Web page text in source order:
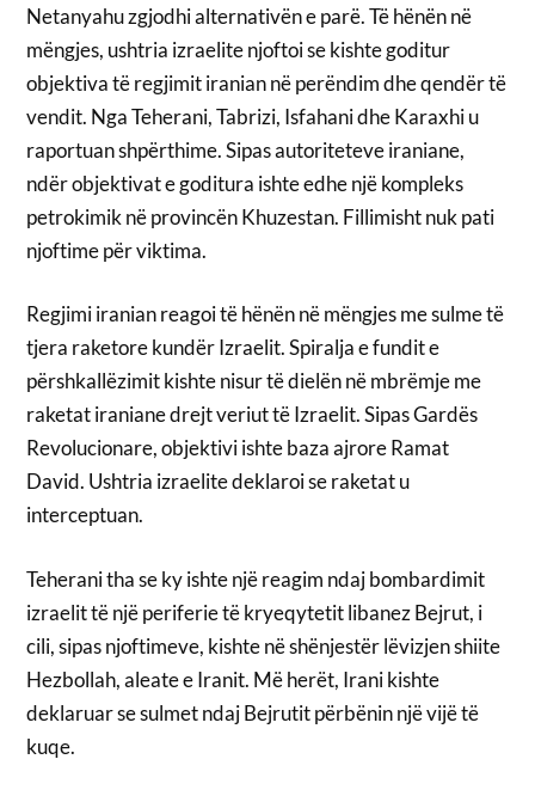
Netanyahu zgjodhi alternativën e parë. Të hënën në
mëngjes, ushtria izraelite njoftoi se kishte goditur
objektiva të regjimit iranian në perëndim dhe qendër të
vendit. Nga Teherani, Tabrizi, Isfahani dhe Karaxhi u
raportuan shpërthime. Sipas autoriteteve iraniane,
ndër objektivat e goditura ishte edhe një kompleks
petrokimik në provincën Khuzestan. Fillimisht nuk pati
njoftime për viktima.
Regjimi iranian reagoi të hënën në mëngjes me sulme të
tjera raketore kundër Izraelit. Spiralja e fundit e
përshkallëzimit kishte nisur të dielën në mbrëmje me
raketat iraniane drejt veriut të Izraelit. Sipas Gardës
Revolucionare, objektivi ishte baza ajrore Ramat
David. Ushtria izraelite deklaroi se raketat u
interceptuan.
Teherani tha se ky ishte një reagim ndaj bombardimit
izraelit të një periferie të kryeqytetit libanez Bejrut, i
cili, sipas njoftimeve, kishte në shënjestër lëvizjen shiite
Hezbollah, aleate e Iranit. Më herët, Irani kishte
deklaruar se sulmet ndaj Bejrutit përbënin një vijë të
kuqe.